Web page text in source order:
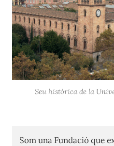
Seu històrica de la
Som una Fundació que